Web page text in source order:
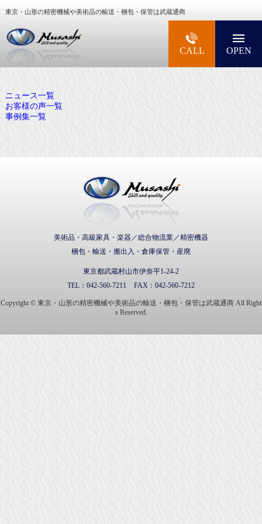
東京・山形の精密機械や美術品の輸送・梱包・保管は武蔵通商
大型精密機械・美術品・高級楽器の梱包・輸送
CALL OPEN
ニュース一覧
お客様の声一覧
事例集一覧
美術品・高級家具・楽器／総合物流業／精密機器
梱包・輸送・搬出入・倉庫保管・産廃
東京都武蔵村山市伊奈平1-24-2
TEL： 042-560-7211 FAX： 042-560-7212
Copyright © 東京・山形の精密機械や美術品の輸送・梱包・保管は武蔵通商 All Right
s Reserved.